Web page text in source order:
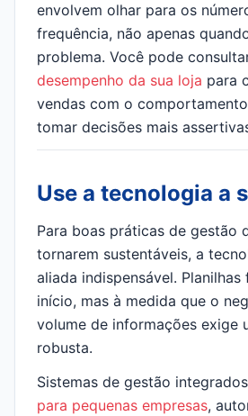
envolvem olhar para os
frequência, não apenas
problema. Você pode
desempenho da sua loja para
vendas com o
tomar decisões mais
Use a tecnologia a
Para boas práticas de gestão
tornarem sustentáveis, a
aliada indispensável. Planilhas
início, mas à medida que o
volume de informações exige
robusta.
Sistemas de gestão
para pequenas empresas,